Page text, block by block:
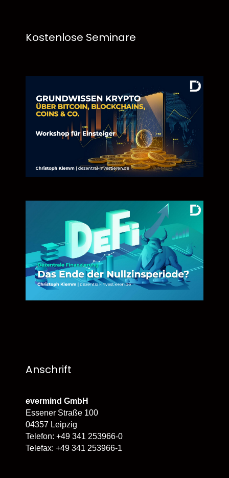
Kostenlose Seminare
Anschrift
evermind GmbH
Essener Straße 100
04357 Leipzig
Telefon: +49 341 253966-0
Telefax: +49 341 253966-1